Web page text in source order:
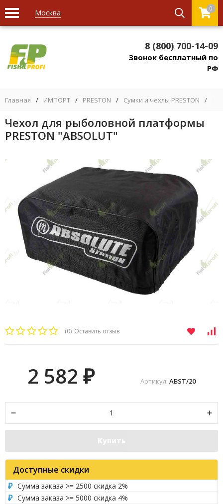
Москва 0
8 (800) 700-14-09
Звонок бесплатный по
РФ
Главная / ИМПОРТ / PRESTON / Сумки и чехлы PRESTON /
Чехол для рыболовной платформы
PRESTON "ABSOLUT"
(0) Оставить отзыв
Артикул: ABST/20
2 582₽
Купить
Доступные скидки
Сумма заказа >= 2500 скидка 2%
Сумма заказа >= 5000 скидка 4%